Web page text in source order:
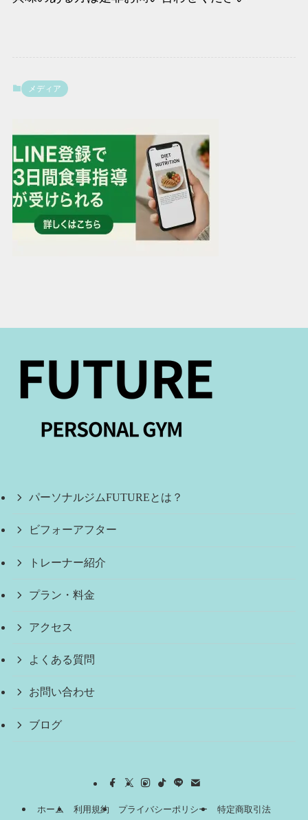
メディア
パーソナルジムFUTUREとは？
ビフォーアフター
トレーナー紹介
プラン・料金
アクセス
よくある質問
お問い合わせ
ブログ
ホーム 利用規約 プライバシーポリシー 特定商取引法